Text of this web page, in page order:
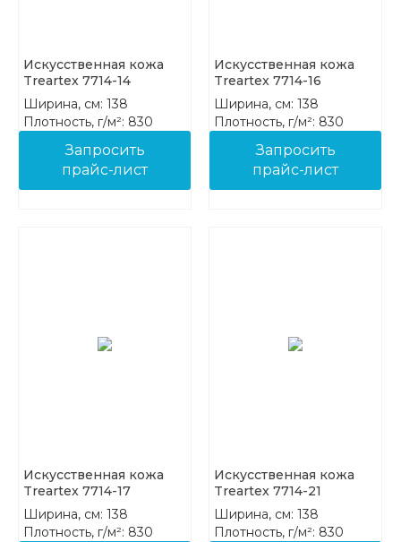
Искусственная кожа
Treartex 7714-14
Ширина, см: 138
Плотность, г/м²: 830
Запросить
прайс-лист
Искусственная кожа
Treartex 7714-16
Ширина, см: 138
Плотность, г/м²: 830
Запросить
прайс-лист
Искусственная кожа
Treartex 7714-17
Ширина, см: 138
Плотность, г/м²: 830
Искусственная кожа
Treartex 7714-21
Ширина, см: 138
Плотность, г/м²: 830